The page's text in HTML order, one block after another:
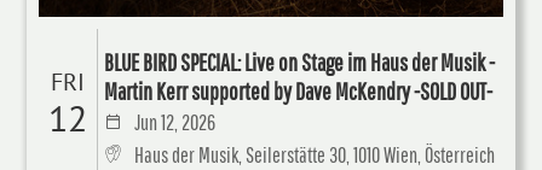
FRI
12
BLUE BIRD SPECIAL: Live on Stage im Haus der Musik -
Martin Kerr supported by Dave McKendry -SOLD OUT-
Jun 12, 2026
Haus der Musik, Seilerstätte 30, 1010 Wien, Österreich